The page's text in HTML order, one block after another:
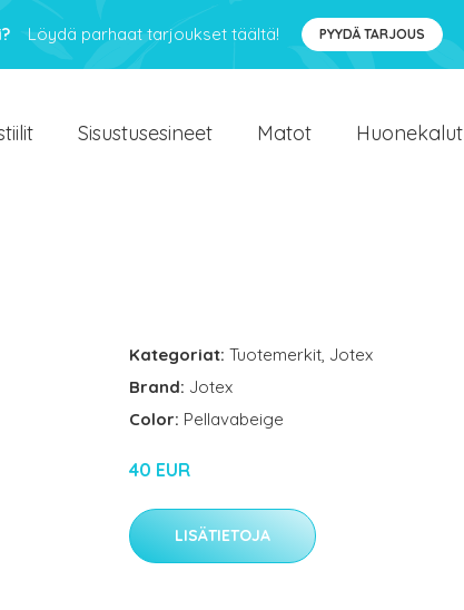
Löydä parhaat tarjoukset täältä! PYYDÄ TARJOUS
Sisustusesineet Matot Huonekalut
Kategoriat: Tuotemerkit, Jotex
Brand: Jotex
Color: Pellavabeige
40 EUR
LISÄTIETOJA